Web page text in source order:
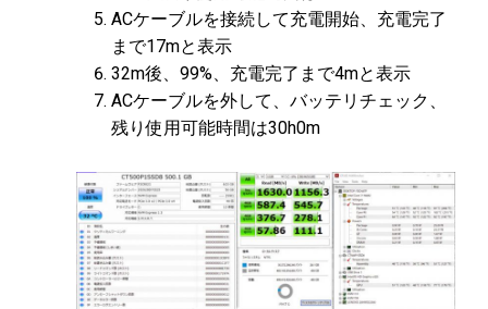
ACケーブルを接続して充電開始、充電完了
まで17mと表示
32m後、99%、充電完了まで4mと表示
ACケーブルを外して、バッテリチェック、
残り使用可能時間は30h0m